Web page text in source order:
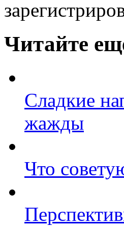
Читайте
Сладкие
жажды
Что